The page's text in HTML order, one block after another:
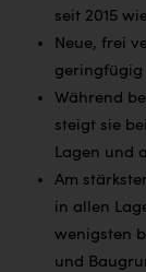
ZGONC
ZULuft -
Dopgas
kunden basics
seit 2015
Neue, frei
geringfügig
Während
steigt sie
Lagen und
Am
in allen
wenigsten
und